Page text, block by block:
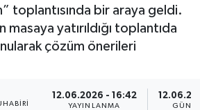
toplantısında bir araya geldi.
masaya yatırıldığı toplantıda
çözüm önerileri
12.06.2026 - 16:42
YAYINLANMA